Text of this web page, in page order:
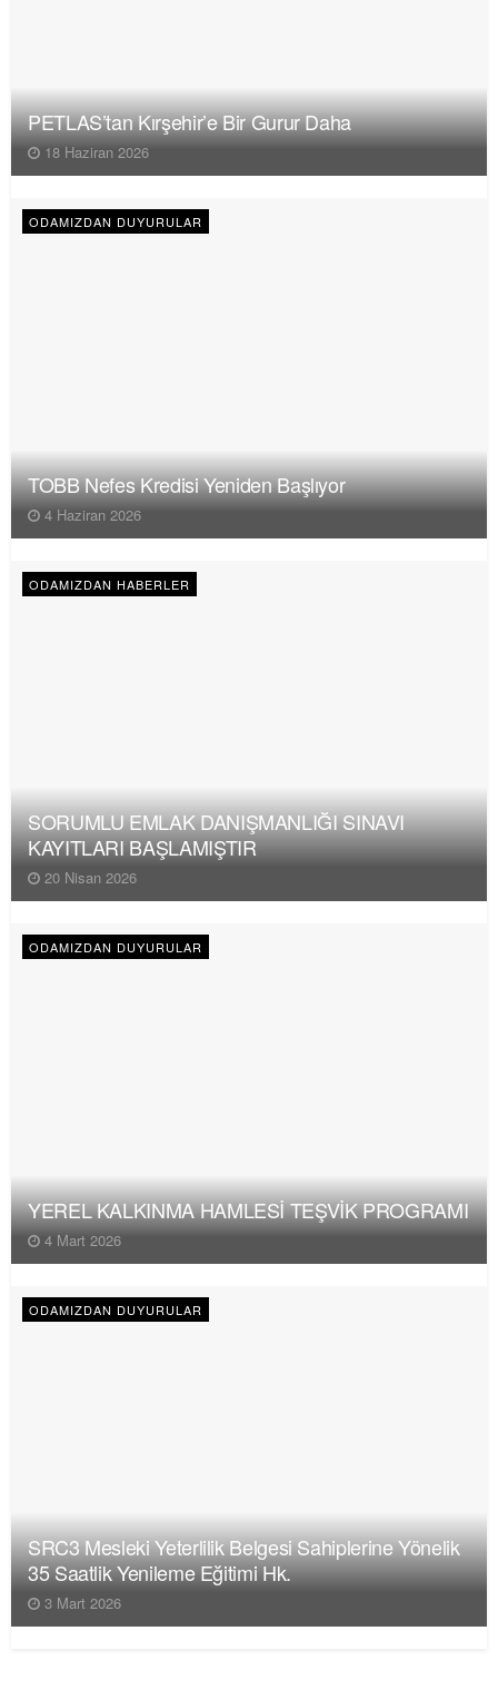
PETLAS’tan Kırşehir’e Bir Gurur Daha
18 Haziran 2026
ODAMIZDAN DUYURULAR
TOBB Nefes Kredisi Yeniden Başlıyor
4 Haziran 2026
ODAMIZDAN HABERLER
SORUMLU EMLAK DANIŞMANLIĞI SINAVI
KAYITLARI BAŞLAMIŞTIR
20 Nisan 2026
ODAMIZDAN DUYURULAR
YEREL KALKINMA HAMLESİ TEŞVİK PROGRAMI
4 Mart 2026
ODAMIZDAN DUYURULAR
SRC3 Mesleki Yeterlilik Belgesi Sahiplerine Yönelik
35 Saatlik Yenileme Eğitimi Hk.
3 Mart 2026